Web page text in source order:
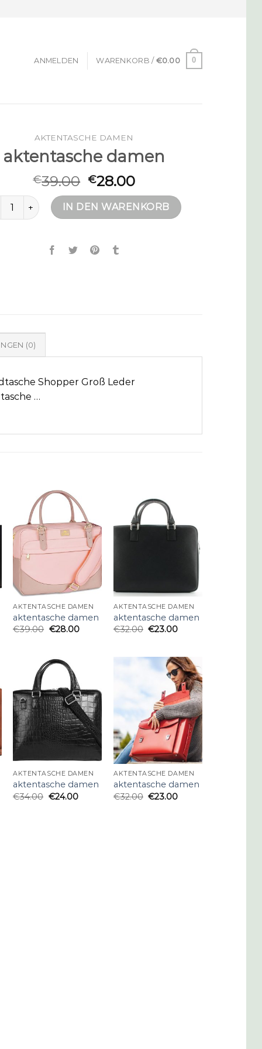
ANMELDEN WARENKORB / €0.00 0
AKTENTASCHE DAMEN
aktentasche damen
€39.00 €28.00
damen Menge
IN DEN WARENKORB
(0)
Shopper Groß Leder
…
AKTENTASCHE DAMEN
aktentasche damen
€39.00 €28.00
AKTENTASCHE DAMEN
aktentasche damen
€32.00 €23.00
AKTENTASCHE DAMEN
aktentasche damen
€34.00 €24.00
AKTENTASCHE DAMEN
aktentasche damen
€32.00 €23.00